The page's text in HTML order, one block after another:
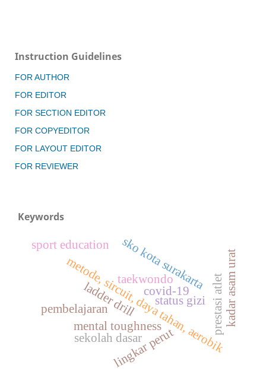
Instruction Guidelines
FOR AUTHOR
FOR EDITOR
FOR SECTION EDITOR
FOR COPYEDITOR
FOR LAYOUT EDITOR
FOR REVIEWER
Keywords
taekwondo
metode, sircuit, daya tahan, aerobik
ladder drill
sko kota surakarta
prestasi atlet
mental toughness
pembelajaran
covid-19 kadar asam urat
lingkar perut
status gizi
sekolah dasar
sport education